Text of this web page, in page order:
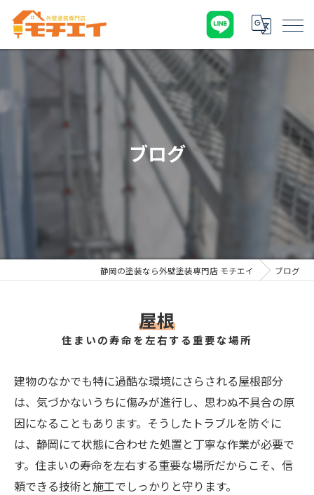
ブログ
静岡の塗装なら外壁塗装専門店 モチエイ ブログ
屋根
住まいの寿命を左右する重要な場所
建物のなかでも特に過酷な環境にさらされる屋根部分
は、気づかないうちに傷みが進行し、思わぬ不具合の原
因になることもあります。そうしたトラブルを防ぐに
は、静岡にて状態に合わせた処置と丁寧な作業が必要で
す。住まいの寿命を左右する重要な場所だからこそ、信
頼できる技術と施工でしっかりと守ります。